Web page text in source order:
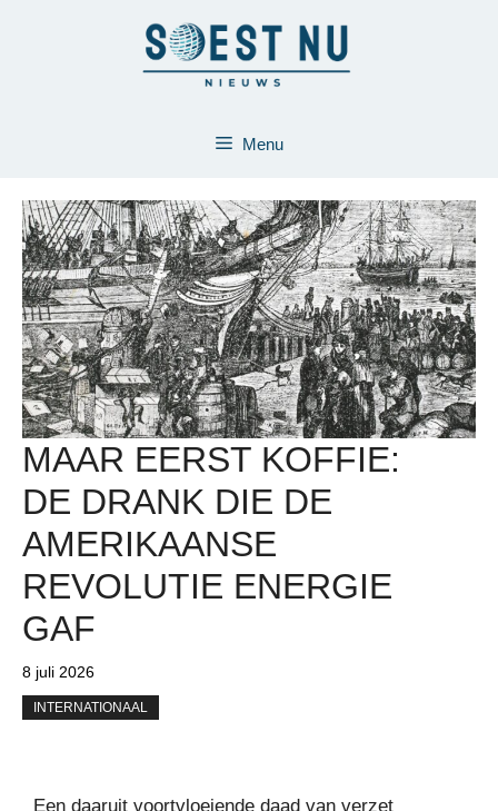
Menu
MAAR EERST KOFFIE:
DE DRANK DIE DE
AMERIKAANSE
REVOLUTIE ENERGIE
GAF
8 juli 2026
INTERNATIONAAL
Een daaruit voortvloeiende daad van verzet